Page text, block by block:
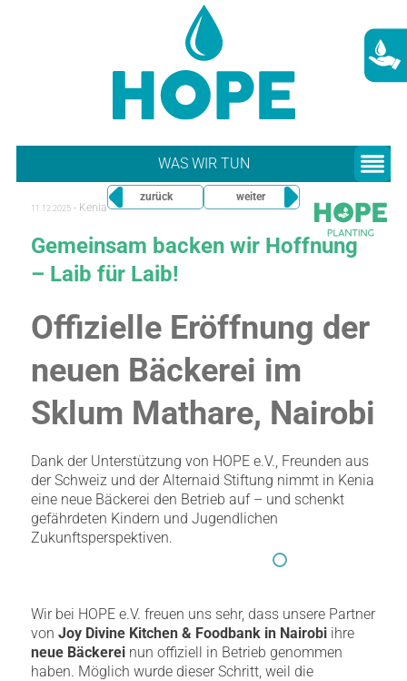
WAS WIR TUN
zurück weiter
11.12.2025 - Kenia
Gemeinsam backen wir Hoffnung
– Laib für Laib!
Offizielle Eröffnung der
neuen Bäckerei im
Sklum Mathare, Nairobi
Dank der Unterstützung von HOPE e.V., Freunden aus
der Schweiz und der Alternaid Stiftung nimmt in Kenia
eine neue Bäckerei den Betrieb auf – und schenkt
gefährdeten Kindern und Jugendlichen
Zukunftsperspektiven.
Wir bei HOPE e.V. freuen uns sehr, dass unsere Partner
vonJoy Divine Kitchen & Foodbank in Nairobi ihre
neue Bäckerei nun offiziell in Betrieb genommen
haben. Möglich wurde dieser Schritt, weil die